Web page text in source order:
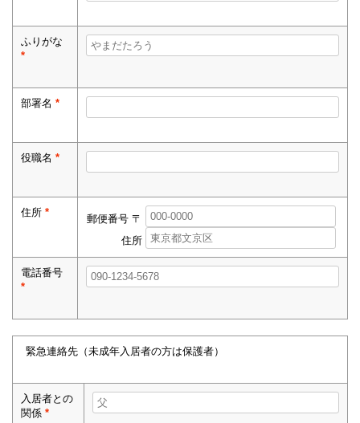
ふりがな
*
部署名 *
役職名 *
住所 *
郵便番号 〒
住所
電話番号
*
緊急連絡先（未成年入居者の方は保護者）
入居者との
関係 *